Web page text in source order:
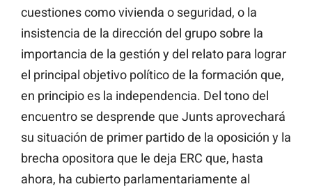
cuestiones como vivienda o seguridad, o la
insistencia de la dirección del grupo sobre la
importancia de la gestión y del relato para lograr
el principal objetivo político de la formación que,
en principio es la independencia. Del tono del
encuentro se desprende que Junts aprovechará
su situación de primer partido de la oposición y la
brecha opositora que le deja ERC que, hasta
ahora, ha cubierto parlamentariamente al